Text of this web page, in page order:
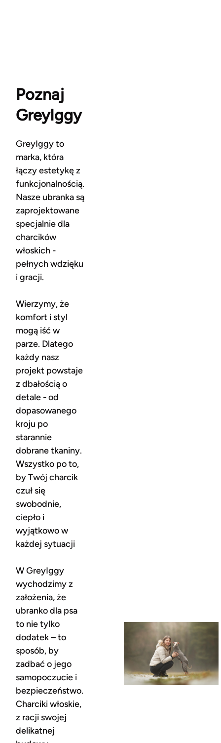
Poznaj
GreyIggy
GreyIggy to
marka, która
łączy estetykę z
funkcjonalnością.
Nasze ubranka są
zaprojektowane
specjalnie dla
charcików
włoskich -
pełnych wdzięku
i gracji.
Wierzymy, że
komfort i styl
mogą iść w
parze. Dlatego
każdy nasz
projekt powstaje
z dbałością o
detale - od
dopasowanego
kroju po
starannie
dobrane tkaniny.
Wszystko po to,
by Twój charcik
czuł się
swobodnie,
ciepło i
wyjątkowo w
każdej sytuacji
W GreyIggy
wychodzimy z
założenia, że
ubranko dla psa
to nie tylko
dodatek – to
sposób, by
zadbać o jego
samopoczucie i
bezpieczeństwo.
Charciki włoskie,
z racji swojej
delikatnej